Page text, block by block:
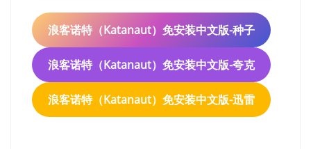
浪客诺特（Katanaut）免安装中文版-种子
浪客诺特（Katanaut）免安装中文版-夸克
浪客诺特（Katanaut）免安装中文版-迅雷